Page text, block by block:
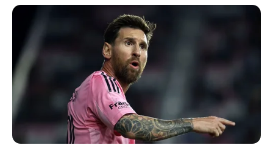
ΠΡΟΣΤΑΤΕΥΟΥΝ ΚΑΙ...
ΕΒΡΑΙΟΙ ΚΑΙ ΕΠΑΝΑΣΤΑΣΕΙΣ….
Δεν χρωστάμε σε κανέναν,
αυτοί χρωστούν σε εμάς τα
πάντα